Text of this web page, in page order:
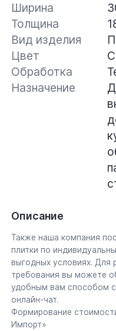
Ширина
Толщина
Вид изделия
Цвет
Обработка
Назначение
Описание
Также наша компания
плитки по
выгодных условиях. Для
требования вы можете
удобным вам способом
онлайн-чат.
Формирование
Импорт»